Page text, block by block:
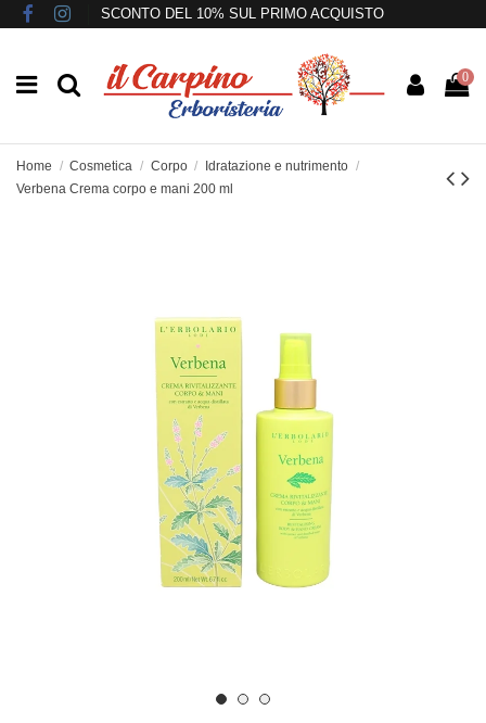
SCONTO DEL 10% SUL PRIMO ACQUISTO
0
Home Cosmetica Corpo
Idratazione e nutrimento
Verbena Crema corpo e mani 200 ml